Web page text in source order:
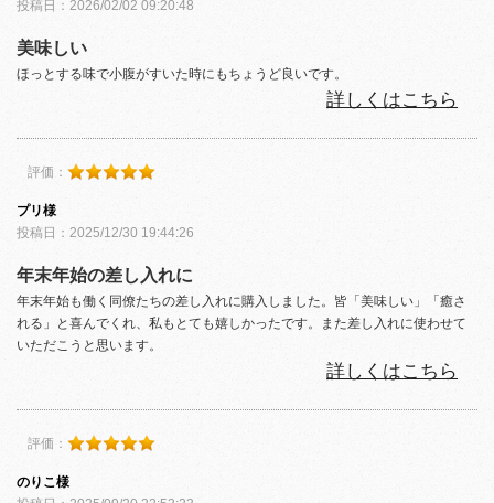
投稿日：2026/02/02 09:20:48
美味しい
ほっとする味で小腹がすいた時にもちょうど良いです。
詳しくはこちら
評価：
プリ様
投稿日：2025/12/30 19:44:26
年末年始の差し入れに
年末年始も働く同僚たちの差し入れに購入しました。皆「美味しい」「癒さ
れる」と喜んでくれ、私もとても嬉しかったです。また差し入れに使わせて
いただこうと思います。
詳しくはこちら
評価：
のりこ様